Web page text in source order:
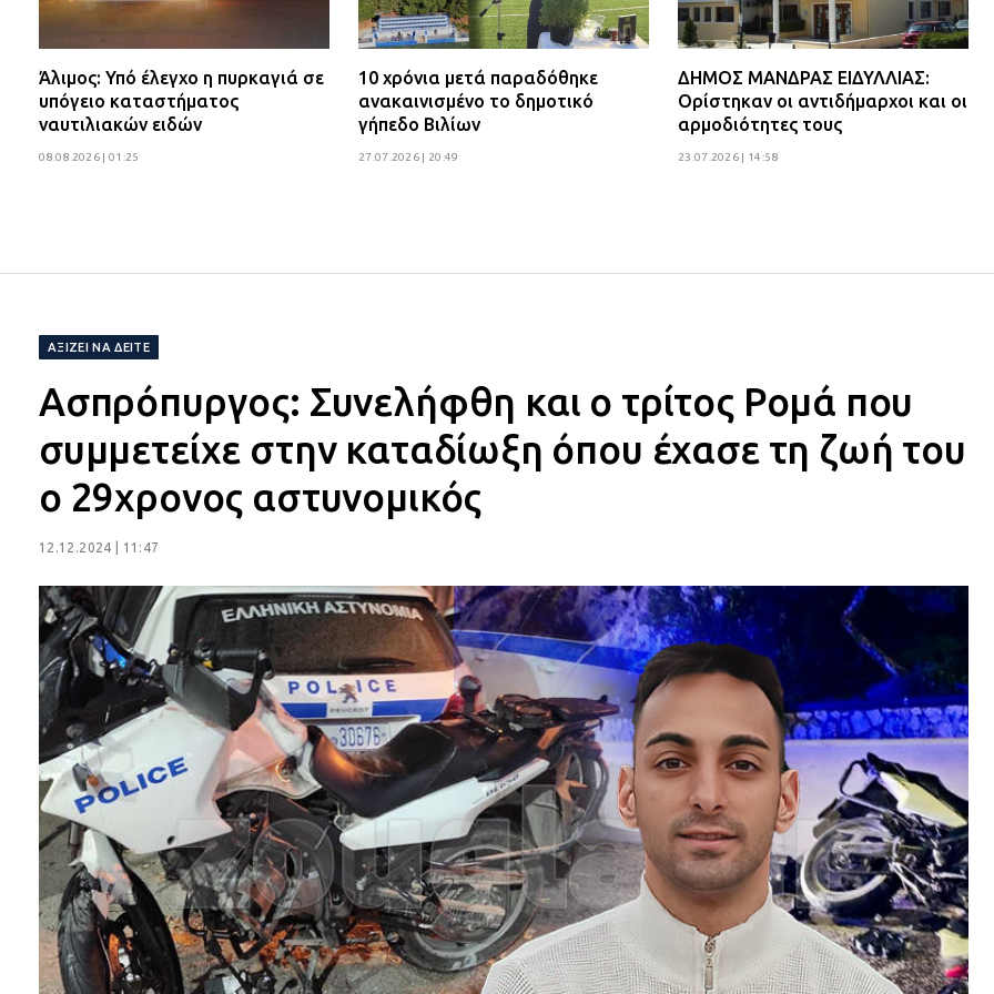
Άλιμος: Υπό έλεγχο η πυρκαγιά σε
υπόγειο καταστήματος
ναυτιλιακών ειδών
08.08.2026 | 01:25
10 χρόνια μετά παραδόθηκε
ανακαινισμένο το δημοτικό
γήπεδο Βιλίων
27.07.2026 | 20:49
ΔΗΜΟΣ ΜΑΝΔΡΑΣ ΕΙΔΥΛΛΙΑΣ:
Ορίστηκαν οι αντιδήμαρχοι και οι
αρμοδιότητες τους
23.07.2026 | 14:58
ΑΞΊΖΕΙ ΝΑ ΔΕΊΤΕ
Ασπρόπυργος: Συνελήφθη και ο τρίτος Ρομά που
συμμετείχε στην καταδίωξη όπου έχασε τη ζωή του
ο 29χρονος αστυνομικός
12.12.2024 | 11:47